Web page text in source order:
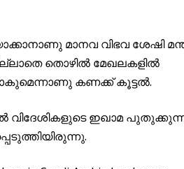
മാനവ വിഭവ ശേഷി
തൊഴിൽ മേഖലകളിൽ
കണക്ക് കൂട്ടൽ.
വിദേശികളുടെ ഇഖാമ